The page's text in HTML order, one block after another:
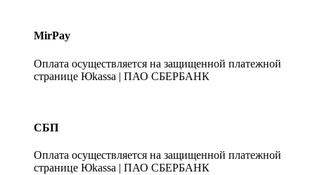
MirPay
Оплата осуществляется на защищенной платежной
странице Юkassa | ПАО СБЕРБАНК
СБП
Оплата осуществляется на защищенной платежной
странице Юkassa | ПАО СБЕРБАНК